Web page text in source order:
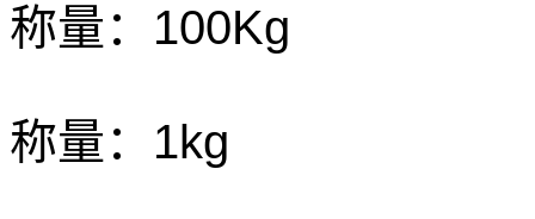
称量： 100Kg
称量： 1kg